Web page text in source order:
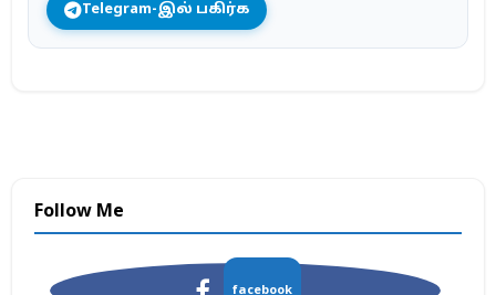
Telegram-இல் பகிர்க
Follow Me
facebook